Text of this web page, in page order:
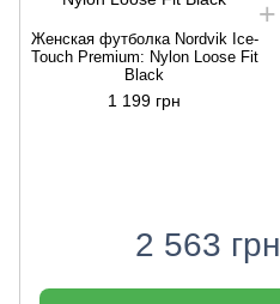
Женская футболка Nordvik Ice-
Touch Premium: Nylon Loose Fit
Black
1 199 грн
2 563 грн